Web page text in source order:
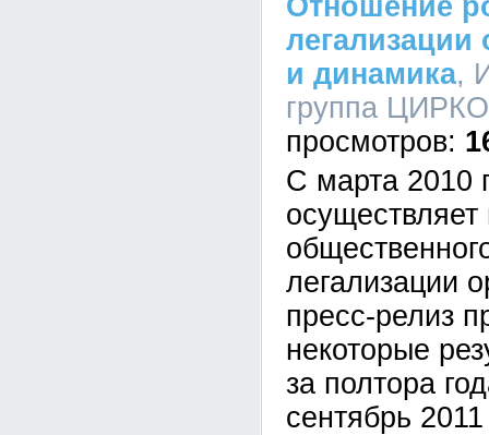
Отношение
легализации
и динамика,
группа
С марта
осуществляет
легализации
пресс-релиз
некоторые
за полтора
сентябрь 2011